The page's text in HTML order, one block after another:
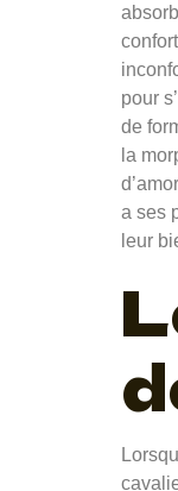
pour
de
la
a ses
leur